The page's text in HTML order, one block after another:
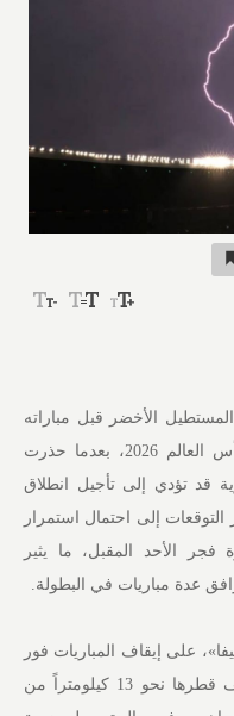
الأخضر قبل مباراته
المرتقبة أمام النرويج في ربع نهائي كأس العالم 2026، بعدما حذرت
تؤدي إلى تأجيل انطلاق
التوقعات إلى احتمال استمرار
فجر الأحد المقبل، ما يثير
عدة مباريات في البطولة.
على إيقاف المباريات فور
رصد صواعق برق ضمن دائرة يبلغ نصف قطرها نحو 13 كيلومتراً من